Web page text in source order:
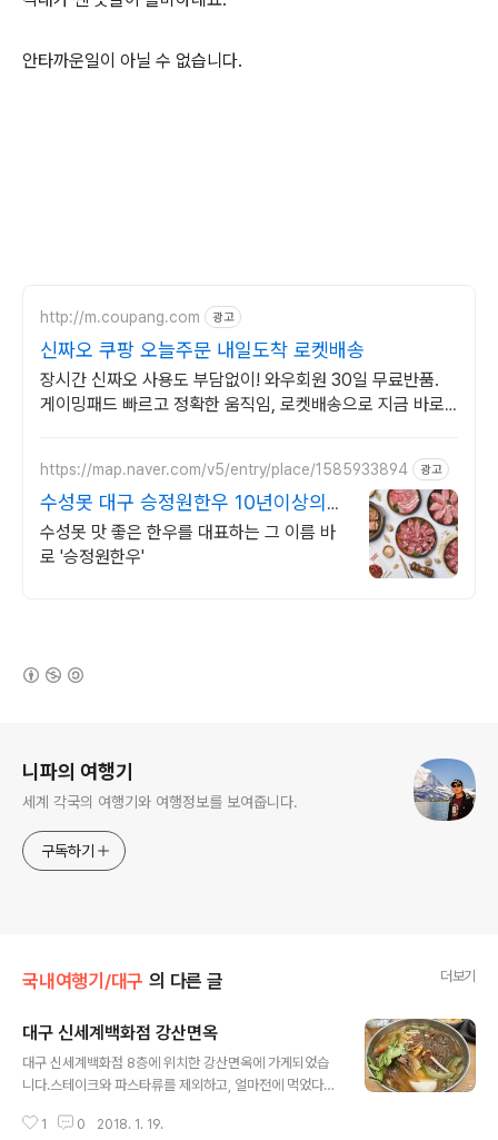
안타까운일이 아닐 수 없습니다.
http://m.coupang.com 광고
신짜오 쿠팡 오늘주문 내일도착 로켓배송
장시간 신짜오 사용도 부담없이! 와우회원 30일 무료반품.
게이밍패드 빠르고 정확한 움직임, 로켓배송으로 지금 바로
https://map.naver.com/v5/entry/place/1585933894 광고
수성못 대구 승정원한우 10년이상의
한우 전통 맛집
수성못 맛 좋은 한우를 대표하는 그 이름 바
로 '승정원한우'
니파의 여행기
세계 각국의 여행기와 여행정보를 보여줍니다.
구독하기
국내여행기/대구 의 다른 글 더보기
대구 신세계백화점 강산면옥
대구 신세계백화점 8층에 위치한 강산면옥에 가게되었습
니다.스테이크와 파스타류를 제외하고, 얼마전에 먹었다던
습니다. 여튼 이런저런 이유로 제끼다보니, 아직 가보지 않
1 0 2018. 1. 19.